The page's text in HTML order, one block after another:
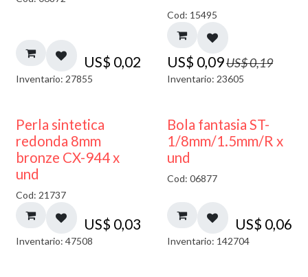
US$ 0,02
Inventario: 27855
Cod: 15495
US$ 0,09US$0,19
Inventario: 23605
Perla sintetica
redonda 8mm
bronze CX-944 x
und
Cod: 21737
US$ 0,03
Inventario: 47508
Bola fantasia ST-
1/8mm/1.5mm/R x
und
Cod: 06877
US$ 0,06
Inventario: 142704